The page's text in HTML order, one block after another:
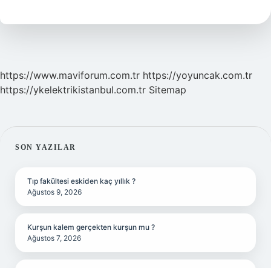
https://www.maviforum.com.tr https://yoyuncak.com.tr
https://ykelektrikistanbul.com.tr Sitemap
SIDEBAR
SON YAZILAR
Tıp fakültesi eskiden kaç yıllık ?
Ağustos 9, 2026
Kurşun kalem gerçekten kurşun mu ?
Ağustos 7, 2026